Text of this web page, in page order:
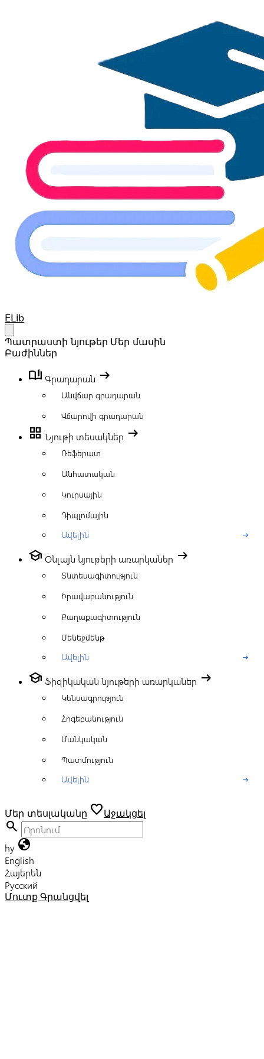
Your Company
ELib
Պատրաստի նյութեր Մեր մասին
Բաժիններ
book_ribbon Գրադարան arrow_right_alt
Անվճար գրադարան
Վճարովի գրադարան
grid_view Նյութի տեսակներ arrow_right_alt
Ռեֆերատ
Անհատական
Կուրսային
Դիպլոմային
Ավելին
arrow_right_alt
school Օնլայն նյութերի առարկաներ arrow_right_alt
Տնտեսագիտություն
Իրավաբանություն
Քաղաքագիտություն
Մենեջմենթ
Ավելին
arrow_right_alt
school Ֆիզիկական նյութերի առարկաներ arrow_right_alt
Կենսագրություն
Հոգեբանություն
Մանկական
Պատմություն
Ավելին
arrow_right_alt
Մեր տեսլականը favoriteԱջակցել
search
hy globe
English
Հայերեն
Русский
Մուտք Գրանցվել